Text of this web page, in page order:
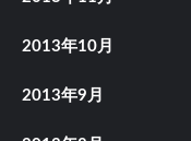
2013年10月
2013年9月